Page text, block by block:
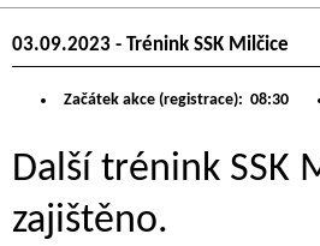
03.09.2023 - Trénink SSK Milčice
Začátek akce (registrace): 08:30
Další trénink SSK
zajištěno.